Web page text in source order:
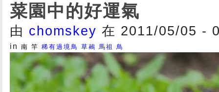
菜園中的好運氣
由 chomskey 在 2011/05/05 -
in 南 竿 稀有過境鳥 草鵐 馬祖 鳥